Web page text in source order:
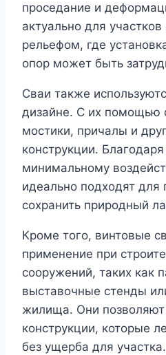
проседание и
актуально для
рельефом, где
опор может быть
Сваи также
дизайне. С их помощью
мостики, причалы и
конструкции.
минимальному
идеально подходят для
сохранить природный
Кроме того, винтовые
применение при
сооружений, таких как
выставочные стенды
жилища. Они позволяют
конструкции, которые
без ущерба для участка.